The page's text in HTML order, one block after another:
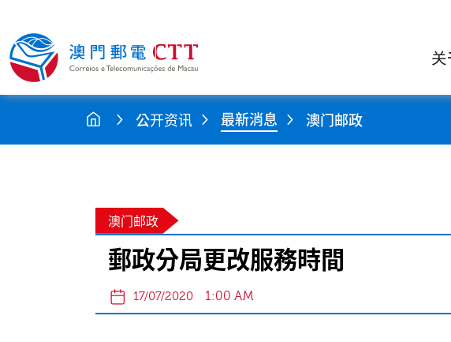
公开资讯 最新消息 澳门邮政
澳门邮政
郵政分局更改服務時間
17/07/2020 1:00 AM